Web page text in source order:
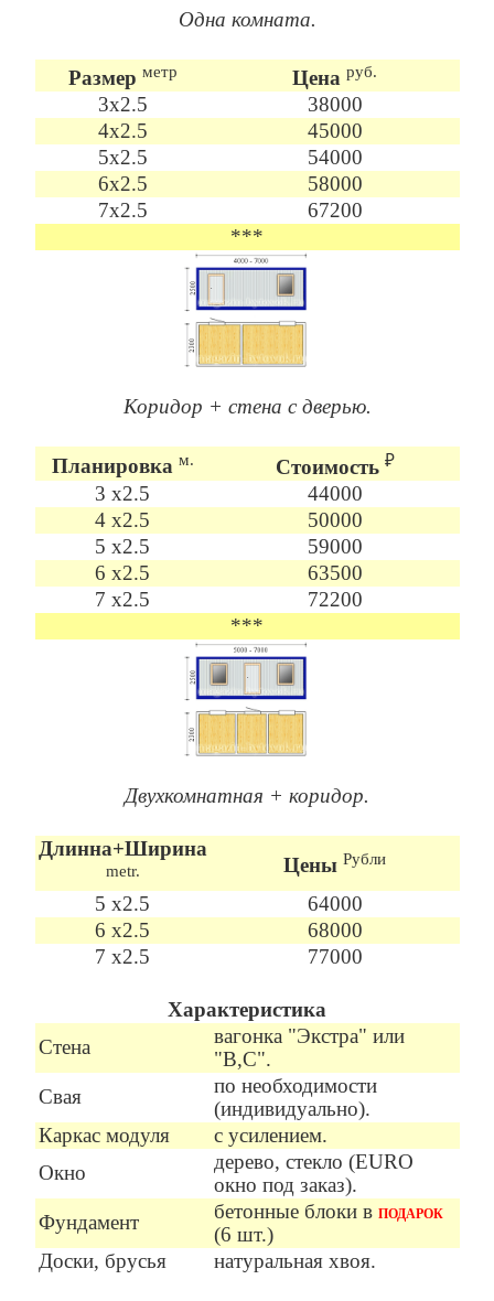
Одна комната.
Размер метр Цена руб.
3х2.5
38000
4х2.5
45000
5х2.5
54000
6х2.5
58000
7х2.5
67200
***
Коридор + стена с дверью.
Планировка м. Стоимость ₽
3 х2.5
44000
4 х2.5
50000
5 х2.5
59000
6 х2.5
63500
7 х2.5
72200
***
Двухкомнатная + коридор.
Длинна+Ширина
metr. Цены Рубли
5 х2.5
64000
6 х2.5
68000
7 х2.5
77000
Характеристика
Стена
вагонка "Экстра" или
"В,С".
Свая
по необходимости
(индивидуально).
Каркас модуля
с усилением.
Окно
дерево, стекло (EURO
окно под заказ).
Фундамент
бетонные блоки в ПОДАРОК
(6 шт.)
Доски, брусья
натуральная хвоя.